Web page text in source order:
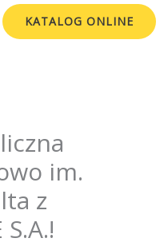
KATALOG ONLINE
im.
z